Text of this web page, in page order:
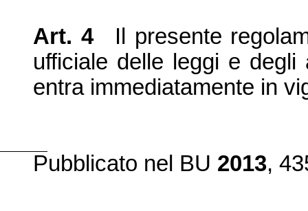
Art. 4
Il presente
ufficiale delle leggi e
entra immediatamente in
Pubblicato nel BU 2013,